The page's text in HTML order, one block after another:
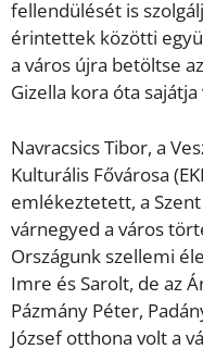
fellendülését is
érintettek közötti
a város újra betöltse
Gizella kora óta
Navracsics Tibor, a
Kulturális Fővárosa
emlékeztetett, a
várnegyed a város
Országunk szellemi
Imre és Sarolt, de az
Pázmány Péter,
József otthona volt a